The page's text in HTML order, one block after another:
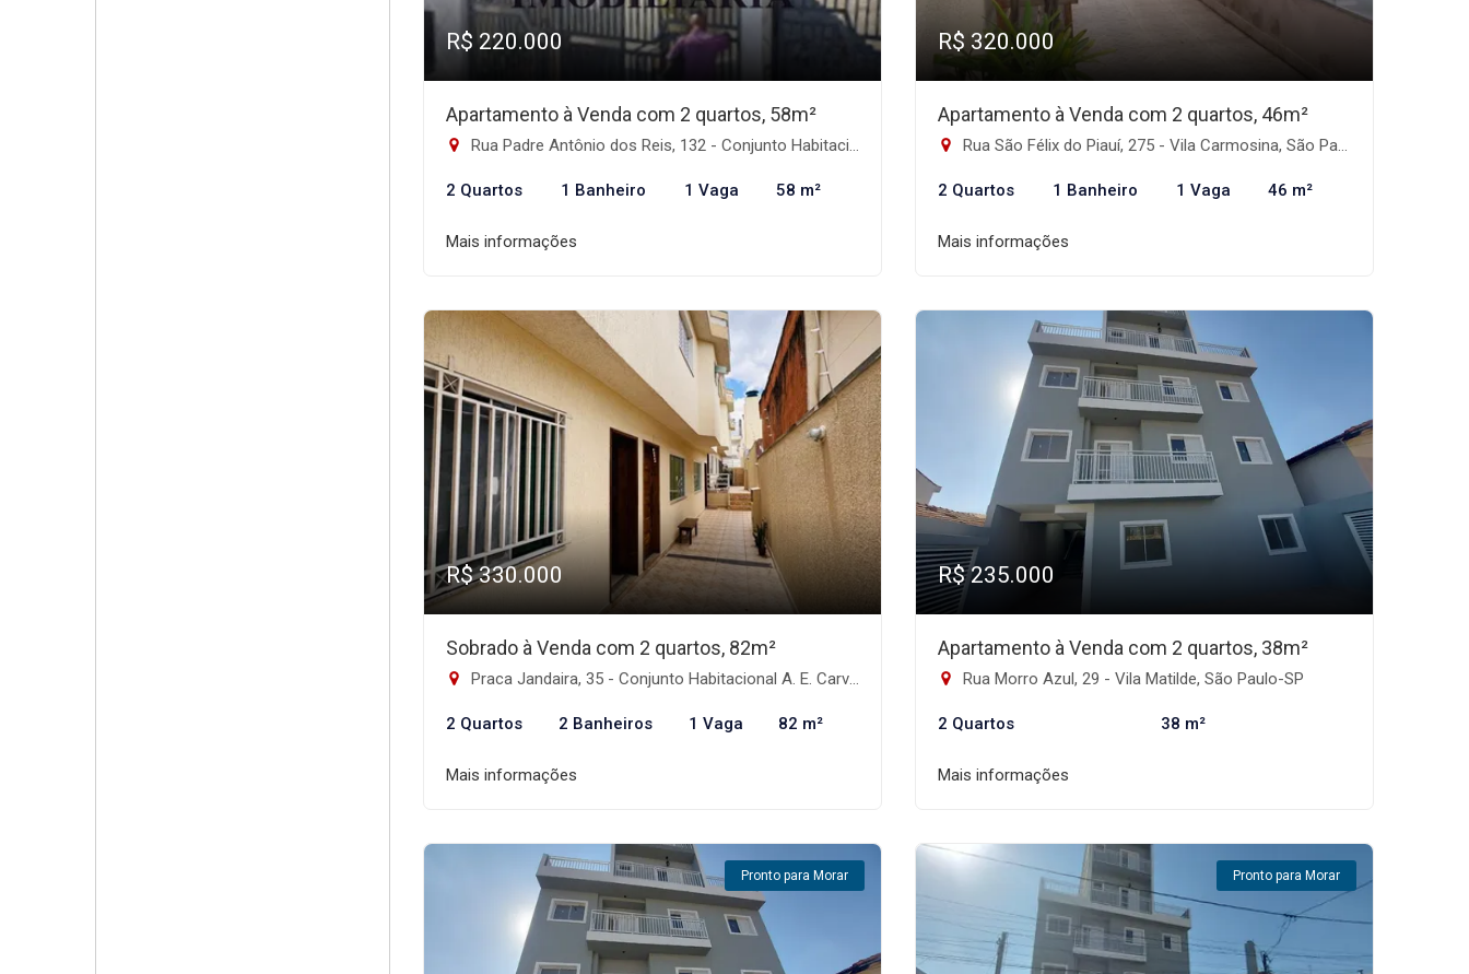
R$ 220.000
Apartamento à Venda com 2 quartos, 58m²
Rua Padre Antônio dos Reis, 132 - Conjunto Habitacional Padre Manoel da Nóbrega, São Paulo-SP
2 Quartos 1 Banheiro 1 Vaga 58 m²
Mais informações
R$ 320.000
Apartamento à Venda com 2 quartos, 46m²
Rua São Félix do Piauí, 275 - Vila Carmosina, São Paulo-SP
2 Quartos 1 Banheiro 1 Vaga 46 m²
Mais informações
R$ 330.000
Sobrado à Venda com 2 quartos, 82m²
Praca Jandaira, 35 - Conjunto Habitacional A. E. Carvalho, São Paulo-SP
2 Quartos 2 Banheiros 1 Vaga 82 m²
Mais informações
R$ 235.000
Apartamento à Venda com 2 quartos, 38m²
Rua Morro Azul, 29 - Vila Matilde, São Paulo-SP
2 Quartos 38 m²
Mais informações
Pronto para Morar Pronto para Morar